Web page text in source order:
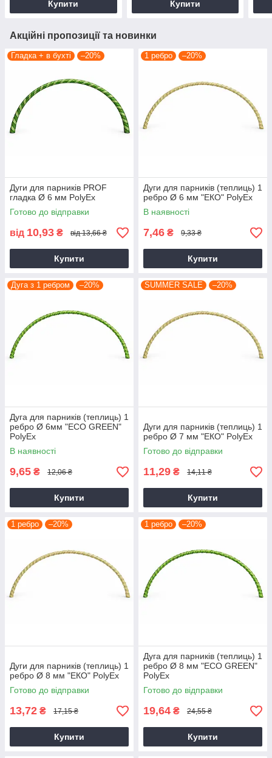
Купити Купити
Акційні пропозиції та новинки
Гладка + в бухті –20%
Дуги для парників PROF
гладка Ø 6 мм PolyEx
Готово до відправки
від 10,93 ₴ від 13,66 ₴
Купити
1 ребро –20%
Дуги для парників (теплиць) 1
ребро Ø 6 мм "ЕКО" PolyEx
В наявності
7,46 ₴ 9,33 ₴
Купити
Дуга з 1 ребром –20%
Дуга для парників (теплиць) 1
ребро Ø 6мм "ЕCО GREEN"
PolyEx
В наявності
9,65 ₴ 12,06 ₴
Купити
SUMMER SALE –20%
Дуги для парників (теплиць) 1
ребро Ø 7 мм "ЕКО" PolyEx
Готово до відправки
11,29 ₴ 14,11 ₴
Купити
1 ребро –20%
Дуги для парників (теплиць) 1
ребро Ø 8 мм "ЕКО" PolyEx
Готово до відправки
13,72 ₴ 17,15 ₴
Купити
1 ребро –20%
Дуга для парників (теплиць) 1
ребро Ø 8 мм "ЕCО GREEN"
PolyEx
Готово до відправки
19,64 ₴ 24,55 ₴
Купити